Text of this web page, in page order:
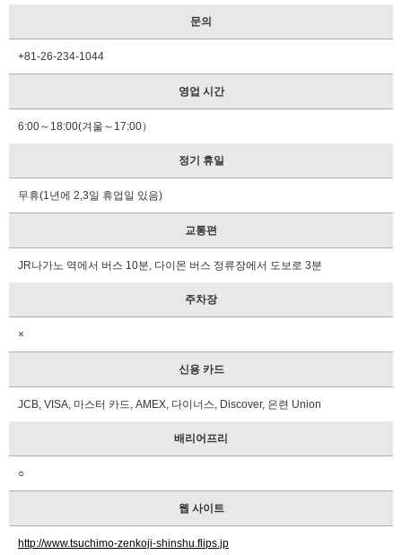
보
자
하
는
팜
플
구
의
문의
+81-26-234-1044
영업 시간
6:00～18:00(겨울～17:00）
정기 휴일
무휴(1년에 2,3일 휴업일 있음)
교통편
JR나가노 역에서 버스 10분, 다이몬 버스 정류장에서 도보로 3분
주차장
×
신용 카드
JCB, VISA, 마스터 카드, AMEX, 다이너스, Discover, 은련 Union
배리어프리
○
웹 사이트
http://www.tsuchimo-zenkoji-shinshu.flips.jp